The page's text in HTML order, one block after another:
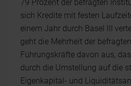
79 Prozent der befragten
sich Kredite mit festen
einem Jahr durch Basel III
geht die Mehrheit der
Führungskräfte davon aus,
durch die Umstellung auf die
Eigenkapital- und